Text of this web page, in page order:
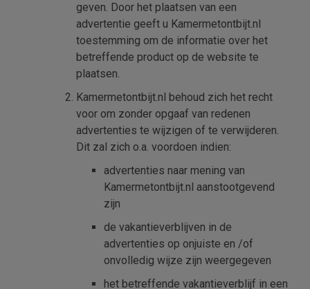
geven. Door het plaatsen van een
advertentie geeft u Kamermetontbijt.nl
toestemming om de informatie over het
betreffende product op de website te
plaatsen.
Kamermetontbijt.nl behoud zich het recht
voor om zonder opgaaf van redenen
advertenties te wijzigen of te verwijderen.
Dit zal zich o.a. voordoen indien:
advertenties naar mening van
Kamermetontbijt.nl aanstootgevend
zijn
de vakantieverblijven in de
advertenties op onjuiste en /of
onvolledig wijze zijn weergegeven
het betreffende vakantieverblijf in een